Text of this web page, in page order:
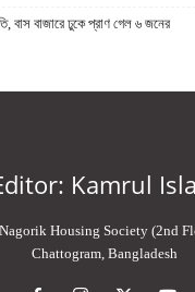
বাস বাজারে ঢুকে প্রাণ গেল ৬ জনের
Kamrul
Housing Society (2nd
Chattogram, Bangladesh